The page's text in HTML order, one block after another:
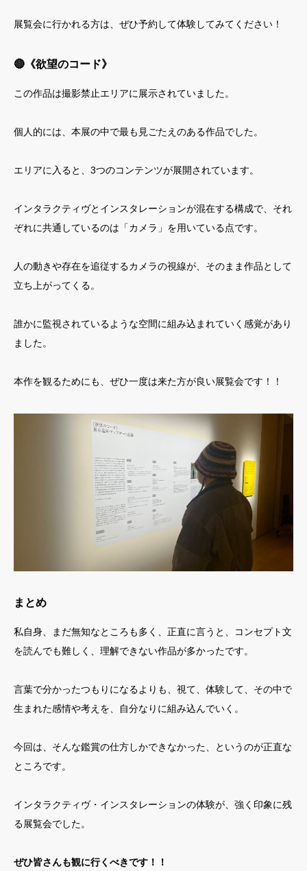
展覧会に行かれる方は、ぜひ予約して体験してみてください！
🔴《欲望のコード》
この作品は撮影禁止エリアに展示されていました。
個人的には、本展の中で最も見ごたえのある作品でした。
エリアに入ると、3つのコンテンツが展開されています。
インタラクティヴとインスタレーションが混在する構成で、それ
ぞれに共通しているのは「カメラ」を用いている点です。
人の動きや存在を追従するカメラの視線が、そのまま作品として
立ち上がってくる。
誰かに監視されているような空間に組み込まれていく感覚があり
ました。
本作を観るためにも、ぜひ一度は来た方が良い展覧会です！！
まとめ
私自身、まだ無知なところも多く、正直に言うと、コンセプト文
を読んでも難しく、理解できない作品が多かったです。
言葉で分かったつもりになるよりも、視て、体験して、その中で
生まれた感情や考えを、自分なりに組み込んでいく。
今回は、そんな鑑賞の仕方しかできなかった、というのが正直な
ところです。
インタラクティヴ・インスタレーションの体験が、強く印象に残
る展覧会でした。
ぜひ皆さんも観に行くべきです！！